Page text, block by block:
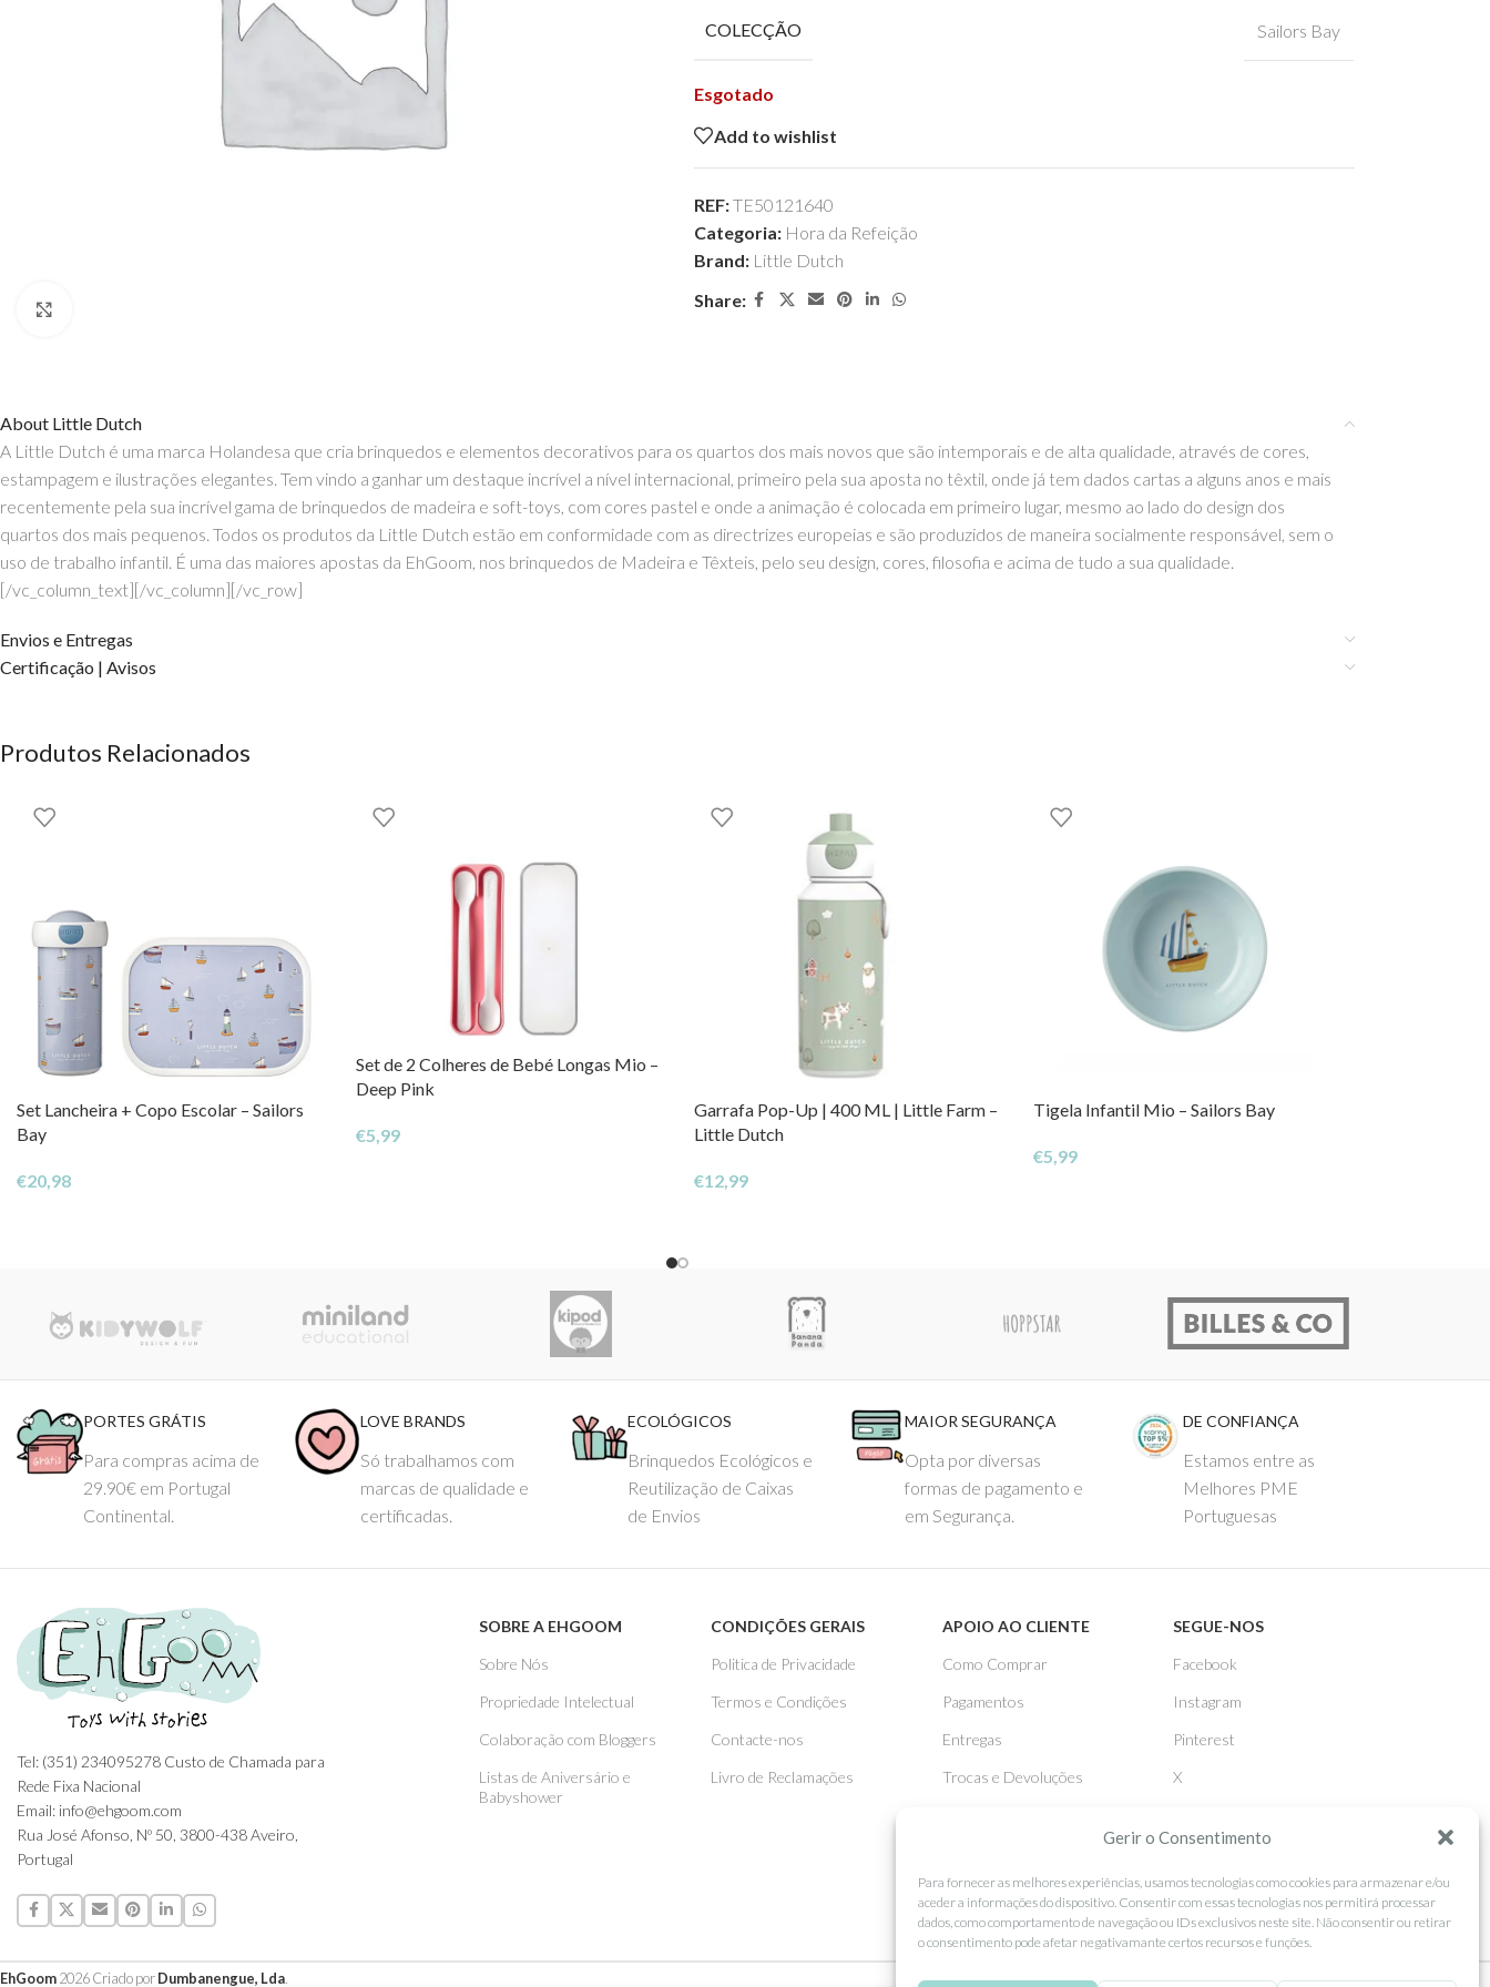
Gerir o Consentimento
Para fornecer as melhores experiências, usamos tecnologias como cookies para armazenar e/ou
aceder a informações do dispositivo. Consentir com essas tecnologias nos permitirá processar
dados, como comportamento de navegação ou IDs exclusivos neste site. Não consentir ou retirar
o consentimento pode afetar negativamante certos recursos e funções.
COLECÇÃO Sailors Bay
Esgotado
Add to wishlist
REF:TE50121640
Categoria: Hora da Refeição
Brand: Little Dutch
Share:
About Little Dutch
A Little Dutch é uma marca Holandesa que cria brinquedos e elementos decorativos para os quartos dos mais novos que são intemporais e de alta qualidade, através de cores,
estampagem e ilustrações elegantes. Tem vindo a ganhar um destaque incrível a nível internacional, primeiro pela sua aposta no têxtil, onde já tem dados cartas a alguns anos e mais
recentemente pela sua incrível gama de brinquedos de madeira e soft-toys, com cores pastel e onde a animação é colocada em primeiro lugar, mesmo ao lado do design dos
quartos dos mais pequenos. Todos os produtos da Little Dutch estão em conformidade com as directrizes europeias e são produzidos de maneira socialmente responsável, sem o
uso de trabalho infantil. É uma das maiores apostas da EhGoom, nos brinquedos de Madeira e Têxteis, pelo seu design, cores, filosofia e acima de tudo a sua qualidade.
[/vc_column_text][/vc_column][/vc_row]
Envios e Entregas
Certificação | Avisos
Produtos Relacionados
Set Lancheira + Copo Escolar – Sailors
Bay
€20,98
Set de 2 Colheres de Bebé Longas Mio –
Deep Pink
€5,99
Garrafa Pop-Up | 400 ML | Little Farm –
Little Dutch
€12,99
Tigela Infantil Mio – Sailors Bay
€5,99
PORTES GRÁTIS
Para compras acima de
29.90€ em Portugal
Continental.
LOVE BRANDS
Só trabalhamos com
marcas de qualidade e
certificadas.
ECOLÓGICOS
Brinquedos Ecológicos e
Reutilização de Caixas
de Envios
MAIOR SEGURANÇA
Opta por diversas
formas de pagamento e
em Segurança.
DE CONFIANÇA
Estamos entre as
Melhores PME
Portuguesas
Tel: (351) 234095278 Custo de Chamada para
Rede Fixa Nacional
Email: info@ehgoom.com
Rua José Afonso, Nº 50, 3800-438 Aveiro,
Portugal
SOBRE A EHGOOM
Sobre Nós
Propriedade Intelectual
Colaboração com Bloggers
Listas de Aniversário e
Babyshower
CONDIÇÕES GERAIS
Politica de Privacidade
Termos e Condições
Contacte-nos
Livro de Reclamações
APOIO AO CLIENTE
Como Comprar
Pagamentos
Entregas
Trocas e Devoluções
SEGUE-NOS
Facebook
Instagram
Pinterest
X
EhGoom2026 Criado porDumbanengue, Lda